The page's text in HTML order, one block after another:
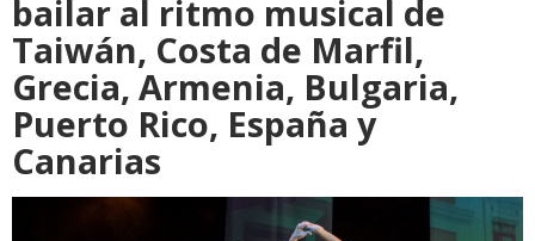
bailar al ritmo musical de
Taiwán, Costa de Marfil,
Grecia, Armenia, Bulgaria,
Puerto Rico, España y
Canarias